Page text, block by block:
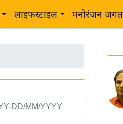
लाइफस्टाइल मनोरंजन जगत